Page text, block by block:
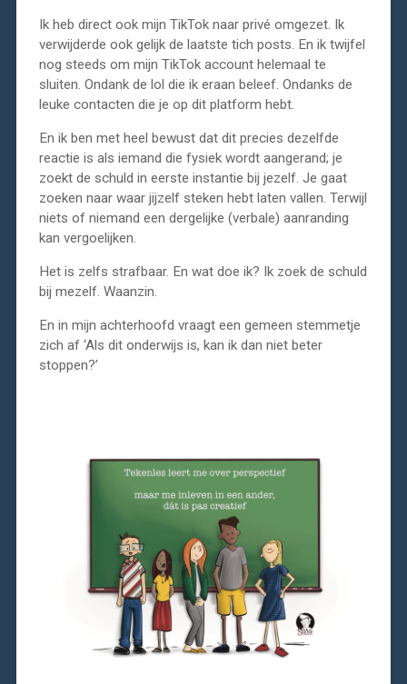
Ik heb direct ook mijn TikTok naar privé omgezet. Ik
verwijderde ook gelijk de laatste tich posts. En ik twijfel
nog steeds om mijn TikTok account helemaal te
sluiten. Ondank de lol die ik eraan beleef. Ondanks de
leuke contacten die je op dit platform hebt.
En ik ben met heel bewust dat dit precies dezelfde
reactie is als iemand die fysiek wordt aangerand; je
zoekt de schuld in eerste instantie bij jezelf. Je gaat
zoeken naar waar jijzelf steken hebt laten vallen. Terwijl
niets of niemand een dergelijke (verbale) aanranding
kan vergoelijken.
Het is zelfs strafbaar. En wat doe ik? Ik zoek de schuld
bij mezelf. Waanzin.
En in mijn achterhoofd vraagt een gemeen stemmetje
zich af ‘Als dit onderwijs is, kan ik dan niet beter
stoppen?’